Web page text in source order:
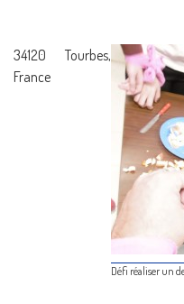
Défi réaliser un
34120 Tourbes,
France